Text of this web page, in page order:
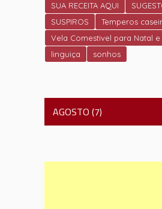
SUA RECEITA AQUI
SUSPIROS
Temperos
Vela Comestivel para Natal
linguiça
sonhos